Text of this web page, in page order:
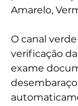
Amarelo,
O canal
verificação
exame